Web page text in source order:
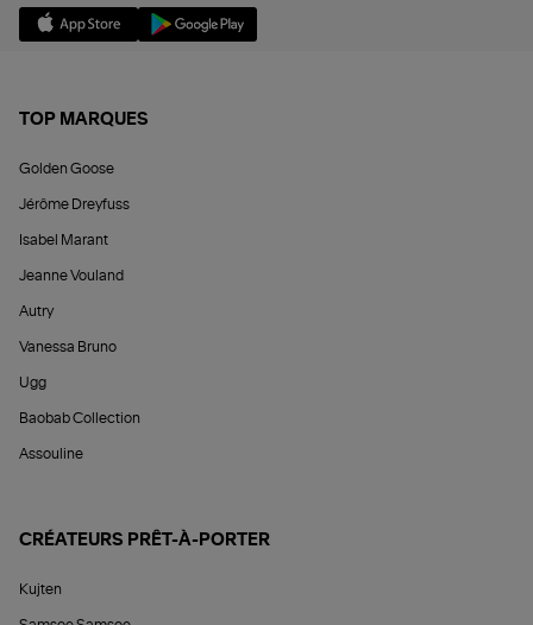
TOP MARQUES
Golden Goose
Jérôme Dreyfuss
Isabel Marant
Jeanne Vouland
Autry
Vanessa Bruno
Ugg
Baobab Collection
Assouline
CRÉATEURS PRÊT-À-PORTER
Kujten